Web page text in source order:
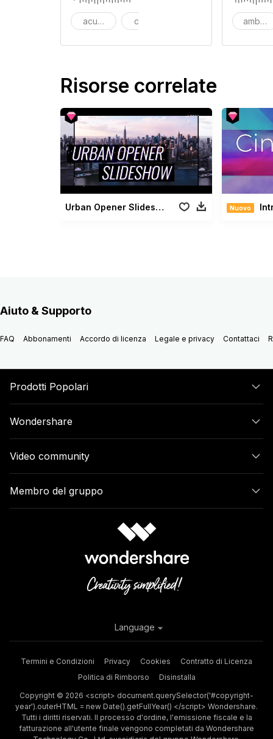
acustico chitarra acustica
Risorse correlate
Urban Opener Slideshow Nuovo
Aiuto & Supporto
FAQ Abbonamenti Accordo di licenza Legale e privacy Contattaci
Prodotti Popolari
Wondershare
Video community
Membro del gruppo
Termini e Condizioni Privacy Cookies
Contratto di Licenza
Politica di Rimborso
Disinstalla
Copyright © 2026 <script> document.querySelector('#copyright-
year').outerHTML = new Date().getFullYear() </script> Wondershare.
Tutti i diritti riservati. Il processo d'ordine, l'emissione fiscale e la
fatturazione all'utente finale vengono completati da Wondershare
Language